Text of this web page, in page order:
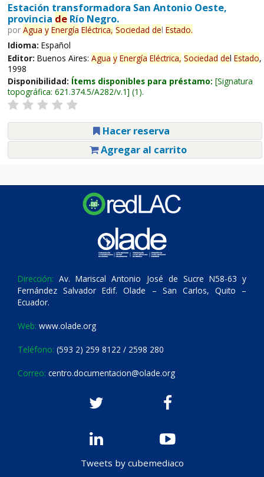
Estación transformadora San Antonio Oeste,
provincia deRío Negro.
por Agua y Energía Eléctrica, Sociedad del Estado.
Idioma: Español
Editor: Buenos Aires: Agua y Energía Eléctrica, Sociedad del Estado,
1998
Disponibilidad: Ítems disponibles para préstamo: Signatura
topográfica: 621.374.5/A282/v.1 (1).
Hacer reserva
Agregar al carrito
Dirección: Av. Mariscal Antonio José de Sucre N58-63 y
Fernández Salvador Edif. Olade – San Carlos, Quito –
Ecuador.
Web: www.olade.org
Teléfono: (593 2) 259 8122 / 2598 280
Correo: centro.documentacion@olade.org
Tweets by cubemediaco